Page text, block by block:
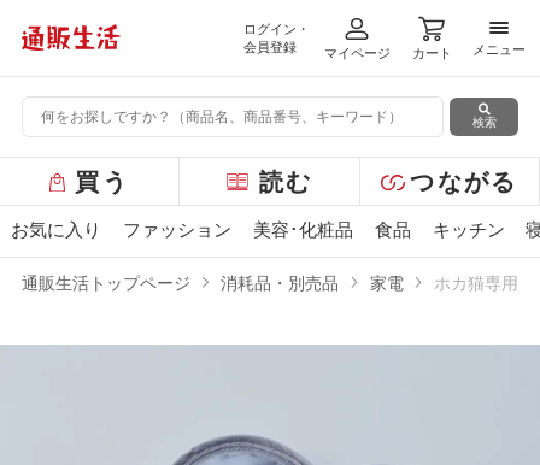
ログイン・
会員登録
マイページ カート
メニ
メニュー
検索
ー
バ
ュ
買う 読む つながる
お気に入り ファッション 美容･化粧品 食品 キッチン
通販生活トップページ 消耗品・別売品 家電 ホカ猫専用